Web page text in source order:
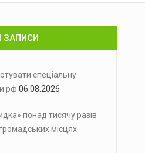
ЗАПИСИ
спеціальну
рф 06.08.2026
понад тисячу разів
місцях